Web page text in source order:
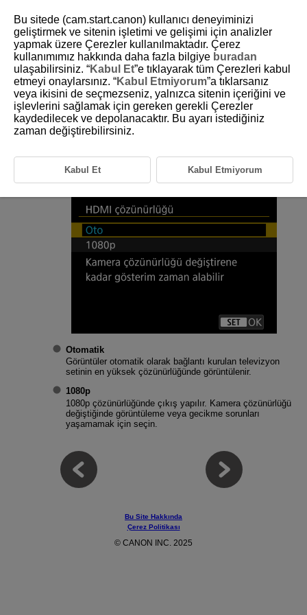
D250-092
HDMI Çözünürlüğü
Kamera bir HDMI kablosuyla bir televizyona veya harici kayıt cihazına
bağlandığında kullanılan görüntü çıkış çözünürlüğünü ayarlayın.
:HDMI çözünürlüğü
) seçimi yapın.
Bir seçeneği belirleyin.
Otomatik
Görüntüler otomatik olarak bağlantı kurulan televizyon
setinin en yüksek çözünürlüğünde görüntülenir.
1080p
1080p çözünürlüğünde çıkış yapılır. Kamera çözünürlüğü
değiştiğinde görüntüleme veya gecikme sorunları
yaşamamak için seçin.
Bu Site Hakkında
Çerez Politikası
© CANON INC. 2025
Bu sitede (cam.start.canon) kullanıcı deneyiminizi
geliştirmek ve sitenin işletimi ve gelişimi için analizler
yapmak üzere Çerezler kullanılmaktadır. Çerez
kullanımımız hakkında daha fazla bilgiye buradan
ulaşabilirsiniz. “Kabul Et”e tıklayarak tüm Çerezleri kabul
etmeyi onaylarsınız. “Kabul Etmiyorum”a tıklarsanız
veya ikisini de seçmezseniz, yalnızca sitenin içeriğini ve
işlevlerini sağlamak için gereken gerekli Çerezler
kaydedilecek ve depolanacaktır. Bu ayarı istediğiniz
zaman değiştirebilirsiniz.
Kabul Et Kabul Etmiyorum